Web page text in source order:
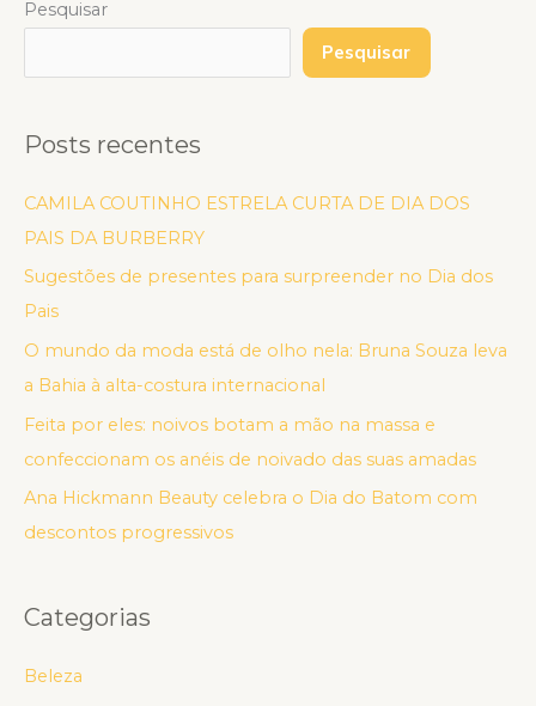
Pesquisar
Pesquisar
Posts recentes
CAMILA COUTINHO ESTRELA CURTA DE DIA DOS
PAIS DA BURBERRY
Sugestões de presentes para surpreender no Dia dos
Pais
O mundo da moda está de olho nela: Bruna Souza leva
a Bahia à alta-costura internacional
Feita por eles: noivos botam a mão na massa e
confeccionam os anéis de noivado das suas amadas
Ana Hickmann Beauty celebra o Dia do Batom com
descontos progressivos
Categorias
Beleza